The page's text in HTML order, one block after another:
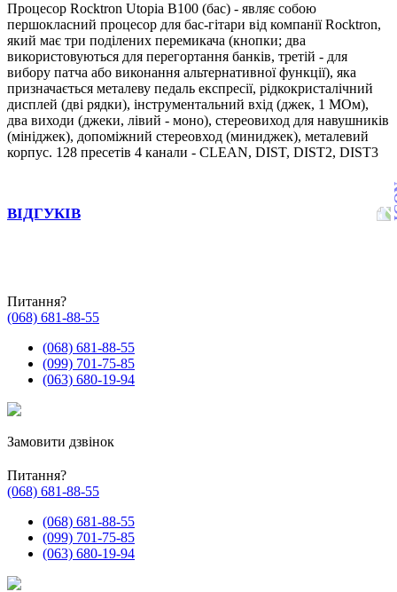
Процесор Rocktron Utopia B100 (бас) - являє собою
першокласний процесор для бас-гітари від компанії Rocktron,
який має три поділених перемикача (кнопки; два
використовуються для перегортання банків, третій - для
вибору патча або виконання альтернативної функції), яка
призначається металеву педаль експресії, рідкокристалічний
дисплей (дві рядки), інструментальний вхід (джек, 1 МОм),
два виходи (джеки, лівий - моно), стереовиход для навушників
(мініджек), допоміжний стереовход (миниджек), металевий
корпус. 128 пресетів 4 канали - CLEAN, DIST, DIST2, DIST3
ВІДГУКІВ
Питання?
(068) 681-88-55
(068) 681-88-55
(099) 701-75-85
(063) 680-19-94
Замовити дзвінок
Питання?
(068) 681-88-55
(068) 681-88-55
(099) 701-75-85
(063) 680-19-94